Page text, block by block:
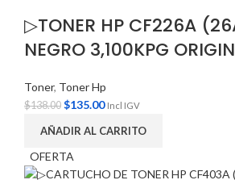
▷TONER HP CF226A
NEGRO 3,100KPG
Toner, Toner Hp
$138.00 $135.00 Incl IGV
AÑADIR AL CARRITO
OFERTA